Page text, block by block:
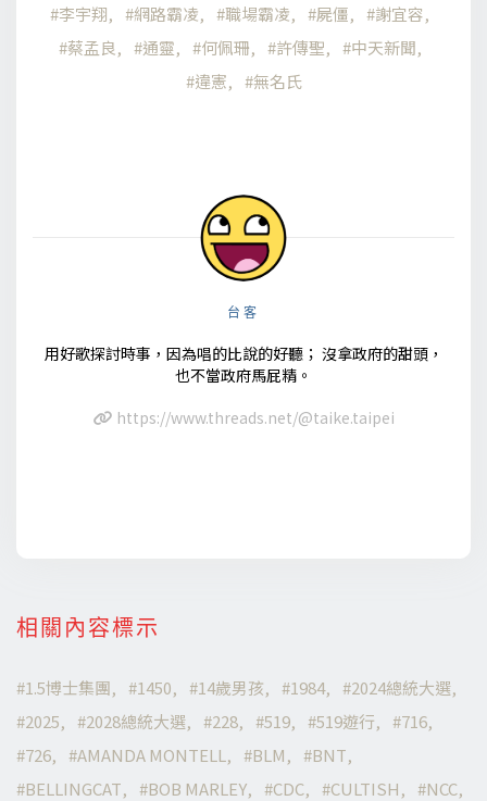
李宇翔
網路霸凌 職場霸凌 屍僵
謝宜容
蔡孟良
通靈 何佩珊 許傳聖
中天新聞
違憲
無名氏
台客
用好歌探討時事，因為唱的比說的好聽； 沒拿政府的甜頭，
也不當政府馬屁精。
https://www.threads.net/@taike.taipei
相關內容標示
1.5博士集團 1450 14歲男孩 1984
2024總統大選
2025
2028總統大選 228 519 519遊行
716
726
AMANDA MONTELL BLM
BNT
BELLINGCAT
BOB MARLEY CDC CULTISH
NCC